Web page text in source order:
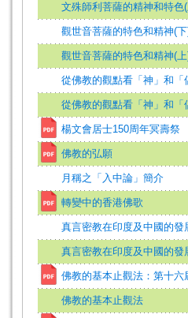
文殊師利菩薩的精神和特色
觀世音菩薩的特色和精神(
觀世音菩薩的特色和精神(
從佛教的觀點看「神」和「
從佛教的觀點看「神」和
楊文會居士150周年冥壽祭
佛教的弘願
月稱之「入中論」簡介
轉變中的香港佛歌
真言密教在印度及中國的發
真言密教在印度及中國的發
佛教的基本止觀法：第十六
佛教的基本止觀法